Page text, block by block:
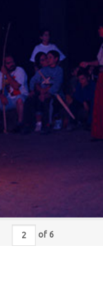
of 6